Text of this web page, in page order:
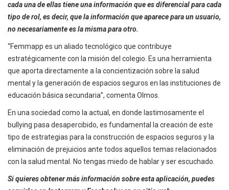
cada una de ellas tiene una información que es diferencial para cada
tipo de rol, es decir, que la información que aparece para un usuario,
no necesariamente es la misma para otro.
“Femmapp es un aliado tecnológico que contribuye
estratégicamente con la misión del colegio. Es una herramienta
que aporta directamente a la concientización sobre la salud
mental y la generación de espacios seguros en las instituciones de
educación básica secundaria”, comenta Olmos.
En una sociedad como la actual, en donde lastimosamente el
bullying pasa desapercibido, es fundamental la creación de este
tipo de estrategias para la construcción de espacios seguros y la
eliminación de prejuicios ante todos aquellos temas relacionados
con la salud mental. No tengas miedo de hablar y ser escuchado.
Si quieres obtener más información sobre esta aplicación, puedes